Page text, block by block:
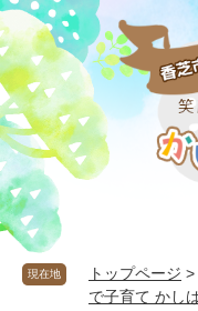
ペ
ー
ジ
の
先
頭
で
す
。
メ
ニ
ュ
ー
を
飛
ば
し
て
本
文
現在地 トップページ >
で子育て かし